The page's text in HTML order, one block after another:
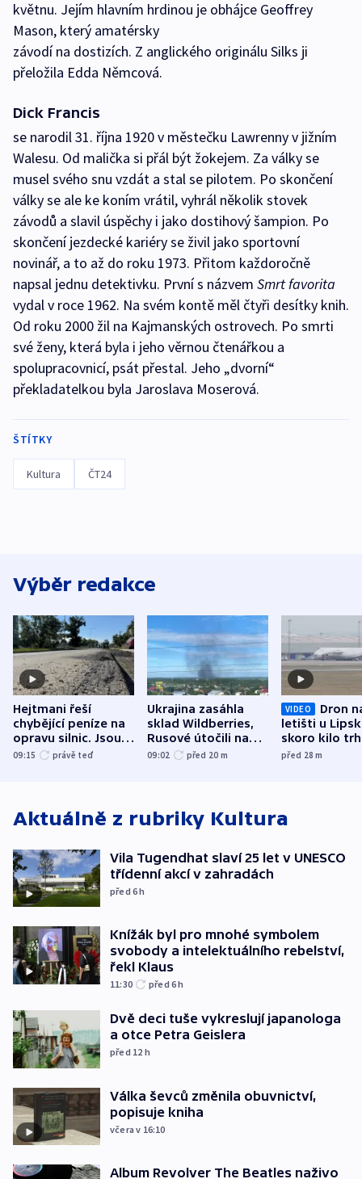
květnu. Jejím hlavním hrdinou je obhájce Geoffrey
Mason, který amatérsky
závodí na dostizích. Z anglického originálu Silks ji
přeložila Edda Němcová.
Dick Francis
se narodil 31. října 1920 v městečku Lawrenny v jižním
Walesu. Od malička si přál být žokejem. Za války se
musel svého snu vzdát a stal se pilotem. Po skončení
války se ale ke koním vrátil, vyhrál několik stovek
závodů a slavil úspěchy i jako dostihový šampion. Po
skončení jezdecké kariéry se živil jako sportovní
novinář, a to až do roku 1973. Přitom každoročně
napsal jednu detektivku. První s názvem Smrt favorita
vydal v roce 1962. Na svém kontě měl čtyři desítky knih.
Od roku 2000 žil na Kajmanských ostrovech. Po smrti
své ženy, která byla i jeho věrnou čtenářkou a
spolupracovnicí, psát přestal. Jeho „dvorní“
překladatelkou byla Jaroslava Moserová.
ŠTÍTKY
Kultura ČT24
Výběr redakce
Hejtmani řeší
chybějící peníze na
opravu silnic. Jsou
nenárokové, namítá
09:15 právě teď
Ukrajina zasáhla
sklad Wildberries,
Rusové útočili na
trh, hasiče či
09:02 před 20 m
VIDEO
Dron
letišti u
skoro kilo
indicie
před 28m
Aktuálně z rubriky Kultura
Vila Tugendhat slaví 25 let v UNESCO
třídenní akcí v zahradách
před 6h
Knížák byl pro mnohé symbolem
svobody a intelektuálního rebelství,
řekl Klaus
11:30 před 6h
Dvě deci tuše vykreslují japanologa
a otce Petra Geislera
před 12 h
Válka ševců změnila obuvnictví,
popisuje kniha
včera v 16:10
Album Revolver The Beatles naživo